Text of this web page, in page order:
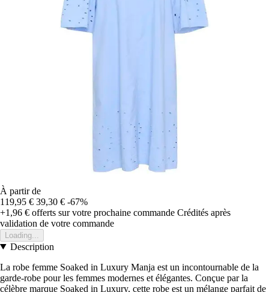
À partir de
119,95 € 39,30 € -67%
+1,96 € offerts sur votre prochaine commande Crédités après
validation de votre commande
Loading...
Description
La robe femme Soaked in Luxury Manja est un incontournable de la
garde-robe pour les femmes modernes et élégantes. Conçue par la
célèbre marque Soaked in Luxury, cette robe est un mélange parfait de